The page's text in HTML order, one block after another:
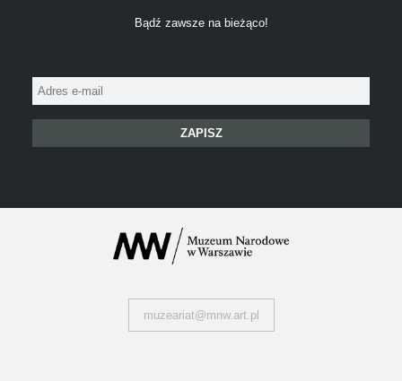
Bądź zawsze na bieżąco!
Adres
e-
muzeariat@mnw.art.pl